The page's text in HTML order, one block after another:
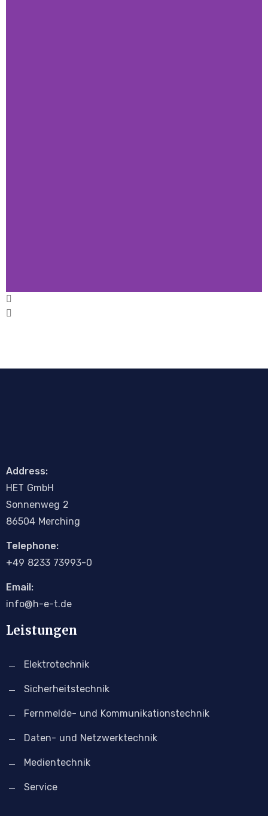
Address:
HET GmbH
Sonnenweg 2
86504 Merching
Telephone:
+49 8233 73993-0
Email:
info@h-e-t.de
Leistungen
Elektrotechnik
Sicherheitstechnik
Fernmelde- und Kommunikationstechnik
Daten- und Netzwerktechnik
Medientechnik
Service